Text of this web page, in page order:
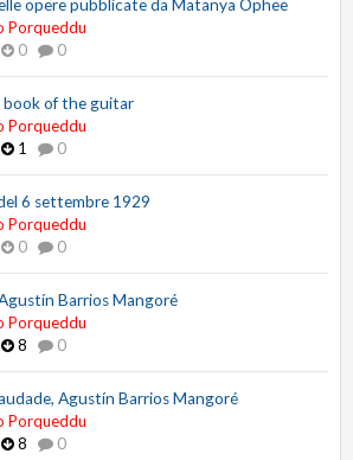
opere pubblicate da Matanya Ophee
Porqueddu
0
0
book of the guitar
Porqueddu
1
0
6 settembre 1929
Porqueddu
0
0
Barrios Mangoré
Porqueddu
8
0
Agustín Barrios Mangoré
Porqueddu
8
0